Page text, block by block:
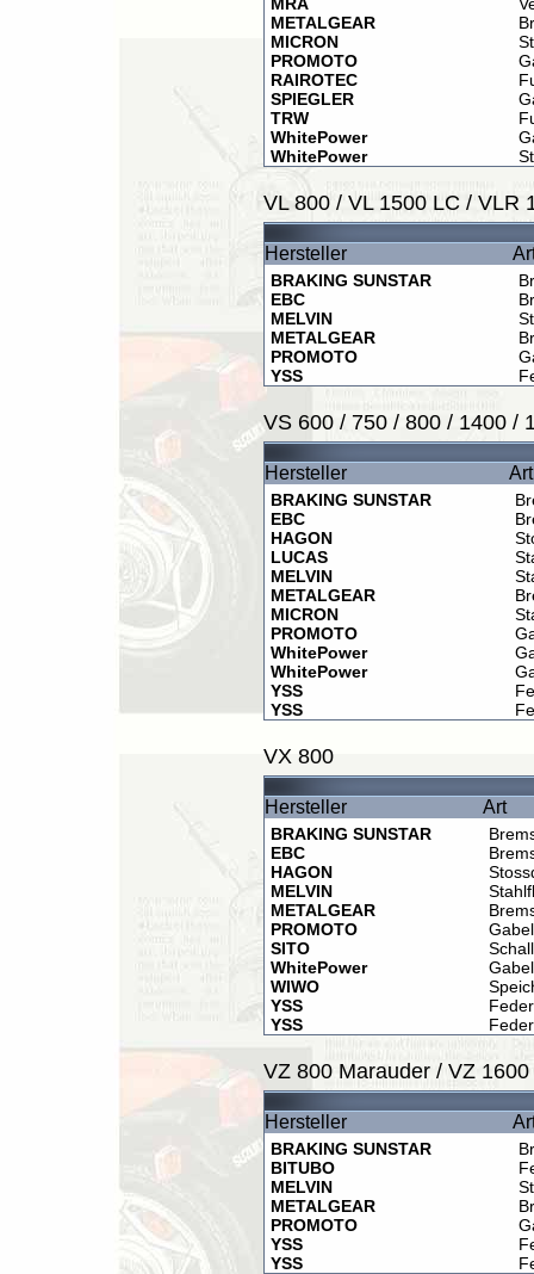
METALGEAR
MICRON
PROMOTO
RAIROTEC
SPIEGLER
TRW
WhitePower
WhitePower
VL 800 / VL 1500 LC / VLR
Hersteller
BRAKING SUNSTAR
EBC
MELVIN
METALGEAR
PROMOTO
YSS
VS 600 / 750 / 800 / 1400 /
Hersteller Art
BRAKING SUNSTAR
EBC
HAGON
LUCAS
MELVIN
METALGEAR
MICRON
PROMOTO
WhitePower
WhitePower
YSS
YSS
VX 800
Hersteller Art
BRAKING SUNSTAR
EBC
HAGON
MELVIN
METALGEAR
PROMOTO
SITO
WhitePower
WIWO
YSS
YSS
VZ 800 Marauder / VZ
Hersteller
BRAKING SUNSTAR
BITUBO
MELVIN
METALGEAR
PROMOTO
YSS
YSS